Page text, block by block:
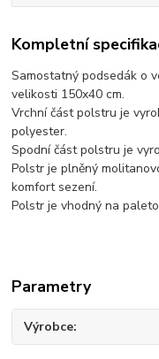
Kompletní
Samostatný podsedák o
velikosti 150x40 cm.
Vrchní část polstru je
polyester.
Spodní část polstru je
Polstr je plněný
komfort sezení.
Polstr je vhodný na
Parametry
Výrobce